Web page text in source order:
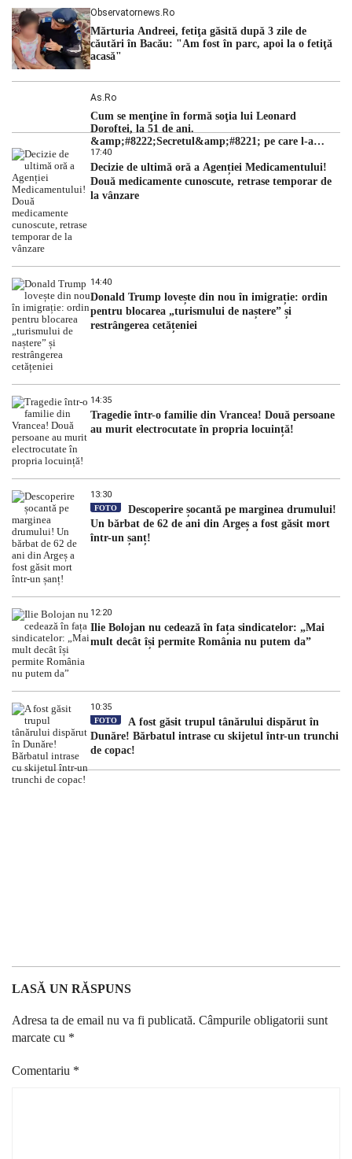
Observatornews.ro
Mărturia Andreei, fetiţa găsită după 3 zile de
căutări în Bacău: "Am fost în parc, apoi la o fetiţă
acasă"
As.ro
Cum se menţine în formă soţia lui Leonard
Doroftei, la 51 de ani.
&amp;#8222;Secretul&amp;#8221; pe care l-a
dezvăluit
17:40
Decizie de ultimă oră a Agenției Medicamentului!
Două medicamente cunoscute, retrase temporar de
la vânzare
14:40
Donald Trump lovește din nou în imigrație: ordin
pentru blocarea „turismului de naștere” și
restrângerea cetățeniei
14:35
Tragedie într-o familie din Vrancea! Două persoane
au murit electrocutate în propria locuință!
13:30
FOTO
Descoperire șocantă pe marginea drumului!
Un bărbat de 62 de ani din Argeș a fost găsit mort
într-un șanț!
12:20
Ilie Bolojan nu cedează în fața sindicatelor: „Mai
mult decât își permite România nu putem da”
10:35
FOTO
A fost găsit trupul tânărului dispărut în
Dunăre! Bărbatul intrase cu skijetul într-un trunchi
de copac!
LASĂ UN RĂSPUNS
Adresa ta de email nu va fi publicată. Câmpurile obligatorii sunt
marcate cu *
Comentariu *